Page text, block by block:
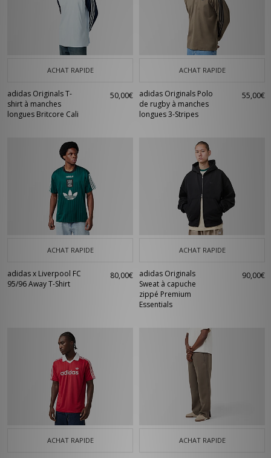
ACHAT RAPIDE
adidas Originals T-
shirt à manches
longues Britcore Cali
50,00€
ACHAT RAPIDE
adidas Originals Polo
de rugby à manches
longues 3-Stripes
55,00€
ACHAT RAPIDE
adidas x Liverpool FC
95/96 Away T-Shirt
80,00€
ACHAT RAPIDE
adidas Originals
Sweat à capuche
zippé Premium
Essentials
90,00€
ACHAT RAPIDE ACHAT RAPIDE